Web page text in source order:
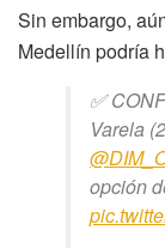
Sin embargo,
Medellín podría
✅
Varela
opción